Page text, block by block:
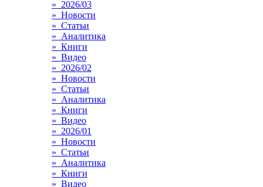
» 2026/03
» Новости
» Статьи
» Аналитика
» Книги
» Видео
» 2026/02
» Новости
» Статьи
» Аналитика
» Книги
» Видео
» 2026/01
» Новости
» Статьи
» Аналитика
» Книги
» Видео